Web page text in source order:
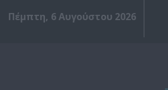
Πέμπτη, 6 Αυγούστου 2026